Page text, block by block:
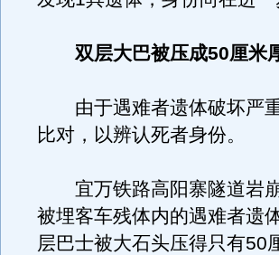
双层大巴被压成50厘米
由于遇难者遗体破坏严重
比对，以辨认死者身份。
宜万铁路高阳寨隧道岩崩
被埋客车残体内的遇难者遗
层巴士被大石头压得只有50